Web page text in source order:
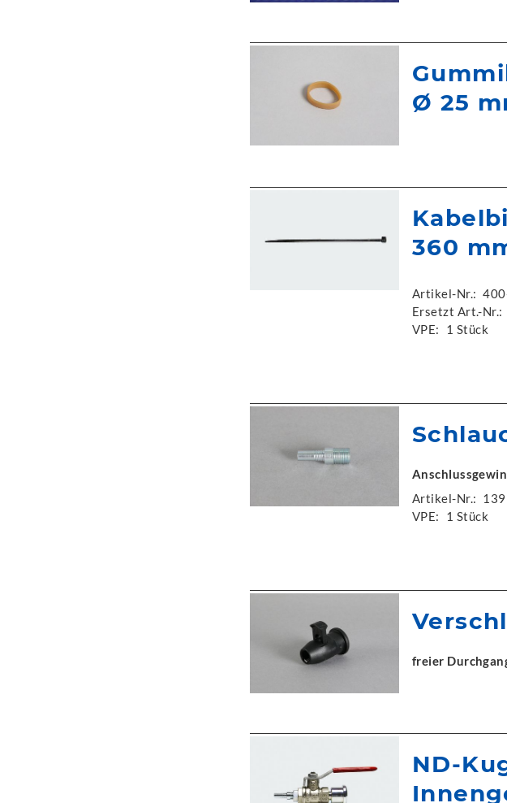
Ø 25
360
Artikel-Nr.:
Ersetzt Art.-Nr.:
VPE:
1 Stück
Artikel-Nr.:
VPE:
1 Stück
freier
ND-